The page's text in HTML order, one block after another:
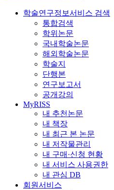
학술연구정보서비스 검색
통합검색
학위논문
국내학술논문
해외학술논문
학술지
단행본
연구보고서
공개강의
MyRISS
내 추천논문
내 책장
내 최근 본 논문
내 저작물관리
내 구매·신청 현황
내 서비스 사용권한
내 관심 DB
회원서비스